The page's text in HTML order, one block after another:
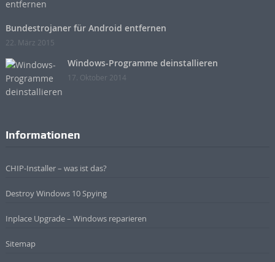
Bundestrojaner für Android entfernen
22. März 2015
Windows-Programme deinstallieren
17. Oktober 2014
Informationen
CHIP-Installer – was ist das?
Destroy Windows 10 Spying
Inplace Upgrade – Windows reparieren
Sitemap